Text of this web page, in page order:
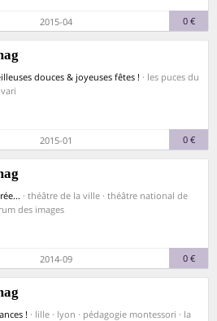
2015-04 0 €
douces & joyeuses fêtes ! · les puces du
2015-01 0 €
· théâtre de la ville · théâtre national de
des images
2014-09 0 €
! · lille · lyon · pédagogie montessori · la